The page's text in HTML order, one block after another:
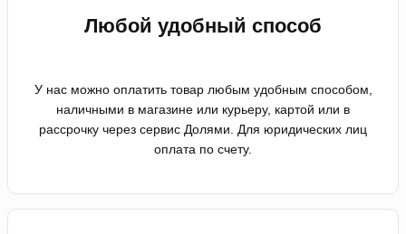
Любой удобный способ
У нас можно оплатить товар любым удобным способом,
наличными в магазине или курьеру, картой или в
рассрочку через сервис Долями. Для юридических лиц
оплата по счету.